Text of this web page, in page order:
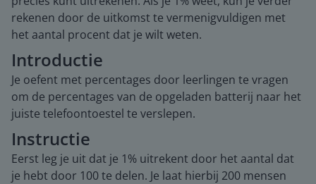
rekenen door de uitkomst te vermenigvuldigen met
het aantal procent dat je wilt weten.
Introductie
Je oefent met percentages door leerlingen te vragen
om de percentages van de opgeladen batterij naar het
juiste telefoontoestel te verslepen.
Instructie
Eerst leg je uit dat je 1% uitrekent door het aantal dat
je hebt door 100 te delen. Je laat hierbij 200 mensen